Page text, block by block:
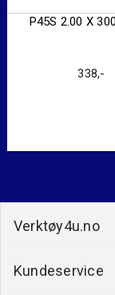
P45S 2.00 X
338,-
Verktøy4u.no
Kundeservice